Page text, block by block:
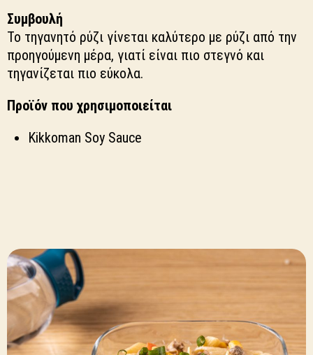
Συμβουλή
Το τηγανητό ρύζι γίνεται καλύτερο με ρύζι από την
προηγούμενη μέρα, γιατί είναι πιο στεγνό και
τηγανίζεται πιο εύκολα.
Προϊόν που χρησιμοποιείται
Kikkoman Soy Sauce